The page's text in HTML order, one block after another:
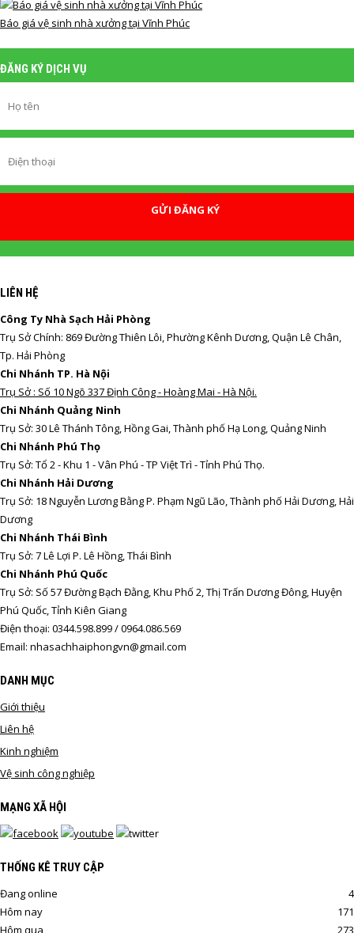
Báo giá vệ sinh nhà xưởng tại Vĩnh Phúc
ĐĂNG KÝ DỊCH VỤ
GỬI ĐĂNG KÝ
LIÊN HỆ
Công Ty Nhà Sạch Hải Phòng
Trụ Sở Chính: 869 Đường Thiên Lôi, Phường Kênh Dương, Quận Lê Chân,
Tp. Hải Phòng
Chi Nhánh TP. Hà Nội
Trụ Sở : Số 10 Ngõ 337 Định Công - Hoàng Mai - Hà Nội.
Chi Nhánh Quảng Ninh
Trụ Sở: 30 Lê Thánh Tông, Hồng Gai, Thành phố Hạ Long, Quảng Ninh
Chi Nhánh Phú Thọ
Trụ Sở: Tổ 2 - Khu 1 - Vân Phú - TP Việt Trì - Tỉnh Phú Thọ.
Chi Nhánh Hải Dương
Trụ Sở: 18 Nguyễn Lương Bằng P. Phạm Ngũ Lão, Thành phố Hải Dương, Hải
Dương
Chi Nhánh Thái Bình
Trụ Sở: 7 Lê Lợi P. Lê Hồng, Thái Bình
Chi Nhánh Phú Quốc
Trụ Sở: Số 57 Đường Bạch Đằng, Khu Phố 2, Thị Trấn Dương Đông, Huyện
Phú Quốc, Tỉnh Kiên Giang
Điện thoại: 0344.598.899 / 0964.086.569
Email: nhasachhaiphongvn@gmail.com
DANH MỤC
Giới thiệu
Liên hệ
Kinh nghiệm
Vệ sinh công nghiệp
MẠNG XÃ HỘI
THỐNG KÊ TRUY CẬP
Đang online
4
Hôm nay
171
Hôm qua
273